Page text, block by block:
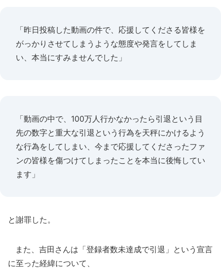
「昨日投稿した動画の件で、応援してくださる皆様を
がっかりさせてしまうような態度や発言をしてしま
い、本当にすみませんでした」
「動画の中で、100万人行かなかったら引退という目
先の数字と重大な引退という行為を天秤にかけるよう
な行為をしてしまい、今まで応援してくださったファ
ンの皆様を傷つけてしまったことを本当に後悔してい
ます」
と謝罪した。
また、吉田さんは「登録者数未達成で引退」という宣言
に至った経緯について、